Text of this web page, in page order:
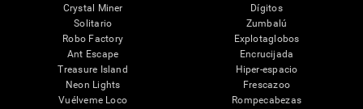
Crystal Miner
Solitario
Robo Factory
Ant Escape
Treasure Island
Neon Lights
Vuélveme Loco
Dígitos
Zumbalú
Explotaglobos
Encrucijada
Hiper-espacio
Frescazoo
Rompecabezas